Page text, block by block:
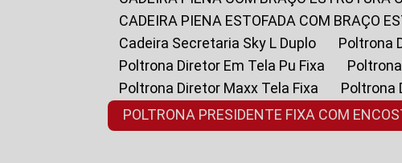
CADEIRA PIENA ESTOFADA COM BRAÇO
Cadeira Secretaria Sky L Duplo
Poltrona Diretor Em Tela Pu Fixa
Poltrona Diretor Maxx Tela Fixa
POLTRONA PRESIDENTE FIXA COM